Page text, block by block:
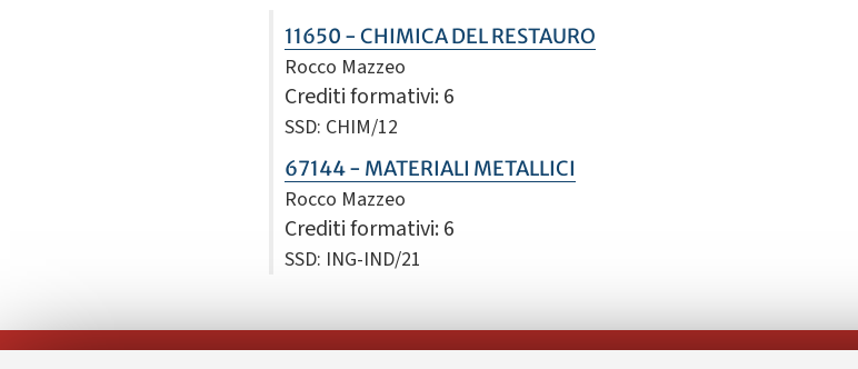
11650 - CHIMICA DEL RESTAURO
Rocco Mazzeo
Crediti formativi: 6
SSD: CHIM/12
67144 - MATERIALI METALLICI
Rocco Mazzeo
Crediti formativi: 6
SSD: ING-IND/21